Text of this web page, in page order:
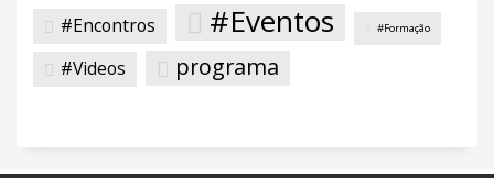
#Encontros #Eventos #Formação
#Videos programa